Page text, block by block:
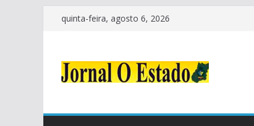
Pular
conteúdo
quinta-feira, agosto 6, 2026